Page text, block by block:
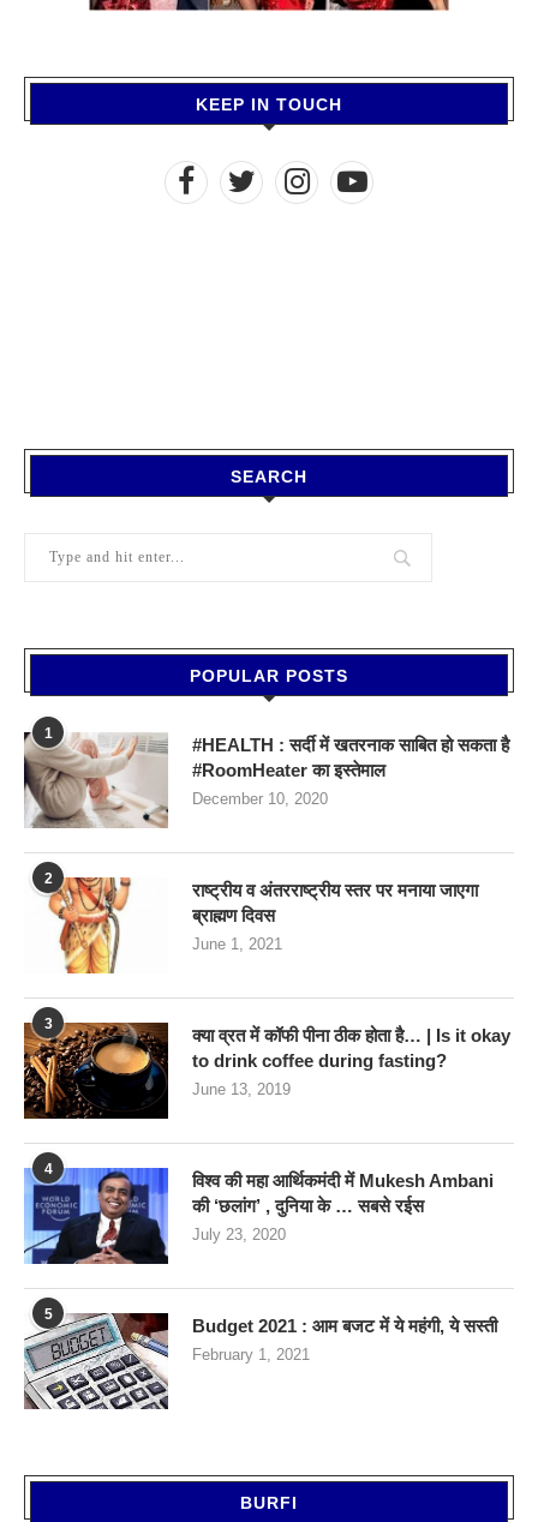
KEEP IN TOUCH
SEARCH
POPULAR POSTS
1
#HEALTH : सर्दी में खतरनाक साबित हो सकता है
#RoomHeater का इस्तेमाल
December 10, 2020
2
राष्ट्रीय व अंतरराष्ट्रीय स्तर पर मनाया जाएगा
ब्राह्मण दिवस
June 1, 2021
3
क्या व्रत में कॉफी पीना ठीक होता है… | Is it okay
to drink coffee during fasting?
June 13, 2019
4
विश्व की महा आर्थिकमंदी में Mukesh Ambani
की ‘छलांग’ , दुनिया के … सबसे रईस
July 23, 2020
5
Budget 2021 : आम बजट में ये महंगी, ये सस्‍ती
February 1, 2021
BURFI